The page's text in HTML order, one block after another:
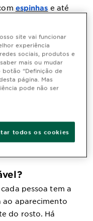
espinhas e até
dicas que vão te
e preservar a
dicas e saiba
e hábitos de
pessoa tem a
ao aparecimento
do rosto. Há
site vai funcionar
experiência
sociais, produtos e
mais ou mudar
“Definição de
página. Mas
pode não ser
todos os cookies